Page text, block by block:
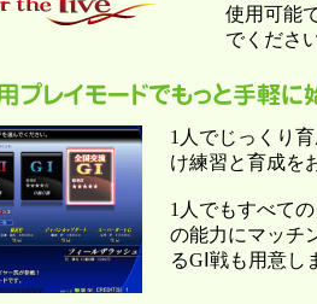
使用可能
でくださ
1人でじっくり
け練習と育成を
1人でもすべて
の能力にマッチ
るGⅠ戦も用意し